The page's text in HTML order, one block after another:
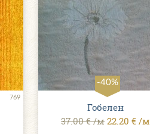
769
-40%
Гобелен
37.00 € /м 22.20 € /м